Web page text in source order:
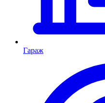
Гараж